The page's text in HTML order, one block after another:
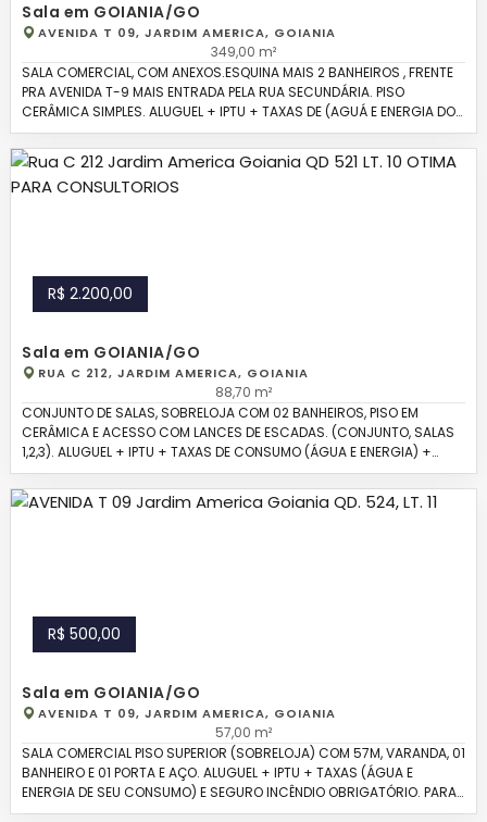
Sala em GOIANIA/GO
AVENIDA T 09, JARDIM AMERICA, GOIANIA
349,00 m²
SALA COMERCIAL, COM ANEXOS.ESQUINA MAIS 2 BANHEIROS , FRENTE
PRA AVENIDA T-9 MAIS ENTRADA PELA RUA SECUNDÁRIA. PISO
CERÂMICA SIMPLES. ALUGUEL + IPTU + TAXAS DE (AGUÁ E ENERGIA DO
SEU CONSUMO)+ SEGURO INCÊNDIO OBRIGATÓRIO. PARA MAIS
INFORMAÇÕES ENTRE EM CONTATO PELO NOSSO WHATSSAP 6298413-
3060 / 3259-2508
R$ 2.200,00
Sala em GOIANIA/GO
RUA C 212, JARDIM AMERICA, GOIANIA
88,70 m²
CONJUNTO DE SALAS, SOBRELOJA COM 02 BANHEIROS, PISO EM
CERÂMICA E ACESSO COM LANCES DE ESCADAS. (CONJUNTO, SALAS
1,2,3). ALUGUEL + IPTU + TAXAS DE CONSUMO (ÁGUA E ENERGIA) +
SEGURO INCÊNDIO OBRIGATÓRIO. PARA MAIORES INFORMAÇÕES OU
AGEDAMENTO DE VISITAS, ENVIE UMA MENSAGEM NO NOSSO
WHATSAPP 62 98413-3060/3259-2508.
R$ 500,00
Sala em GOIANIA/GO
AVENIDA T 09, JARDIM AMERICA, GOIANIA
57,00 m²
SALA COMERCIAL PISO SUPERIOR (SOBRELOJA) COM 57M, VARANDA, 01
BANHEIRO E 01 PORTA E AÇO. ALUGUEL + IPTU + TAXAS (ÁGUA E
ENERGIA DE SEU CONSUMO) E SEGURO INCÊNDIO OBRIGATÓRIO. PARA
MAIORES INFORMAÇÕES OU AGENDAMENTO DE VISITAS, ENVIE UMA